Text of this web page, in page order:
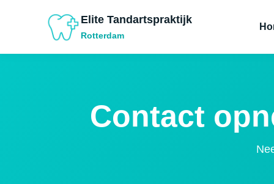
Elite Tandartspraktijk
Rotterdam
Contact